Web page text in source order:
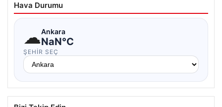
Hava Durumu
☁Ankara
NaN°C
ŞEHIR SEÇ